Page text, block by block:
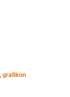
,grafikon